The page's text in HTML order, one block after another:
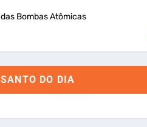
das Bombas Atômicas
SANTO DO DIA